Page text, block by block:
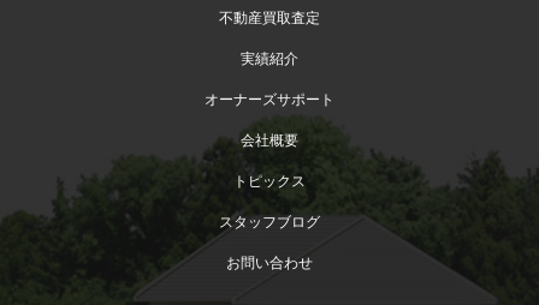
不動産買取査定
実績紹介
オーナーズサポート
会社概要
トピックス
スタッフブログ
お問い合わせ